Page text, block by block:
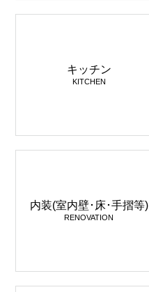
キッチン
KITCHEN
内装(室内壁･床･手摺等)
RENOVATION